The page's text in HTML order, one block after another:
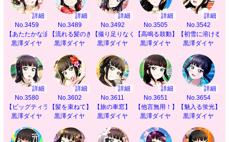
詳細
No.3459
【あたたかな涙】
黒澤ダイヤ
詳細
No.3489
【流れる髪のきらめき】
黒澤ダイヤ
詳細
No.3492
【撮り足りなくて】
黒澤ダイヤ
詳細
No.3505
【高鳴る鼓動】
黒澤ダイヤ
詳細
No.3542
【初雪に溶ける思
黒澤ダイヤ
詳細
No.3580
【ビッグティラミス】
黒澤ダイヤ
詳細
No.3602
【髪を束ねて】
黒澤ダイヤ
詳細
No.3611
【旅の車窓】
黒澤ダイヤ
詳細
No.3651
【他言無用！】
黒澤ダイヤ
詳細
No.3654
【魅入る蛍光】
黒澤ダイヤ